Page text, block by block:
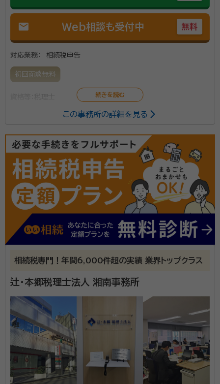
mail Web相談も受付中 無料
対応業務： 相続税申告
初回面談無料
この事務所の詳細を見る
相続税専門！年間6,000件超の実績 業界トップクラス
辻・本郷税理士法人 湘南事務所